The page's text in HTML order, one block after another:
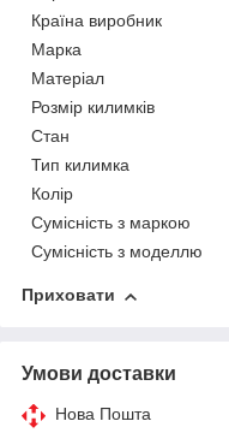
Країна виробник
Марка
Матеріал
Розмір килимків
Стан
Тип килимка
Колір
Сумісність з маркою
Сумісність з моделлю
Приховати
Умови доставки
Нова Пошта